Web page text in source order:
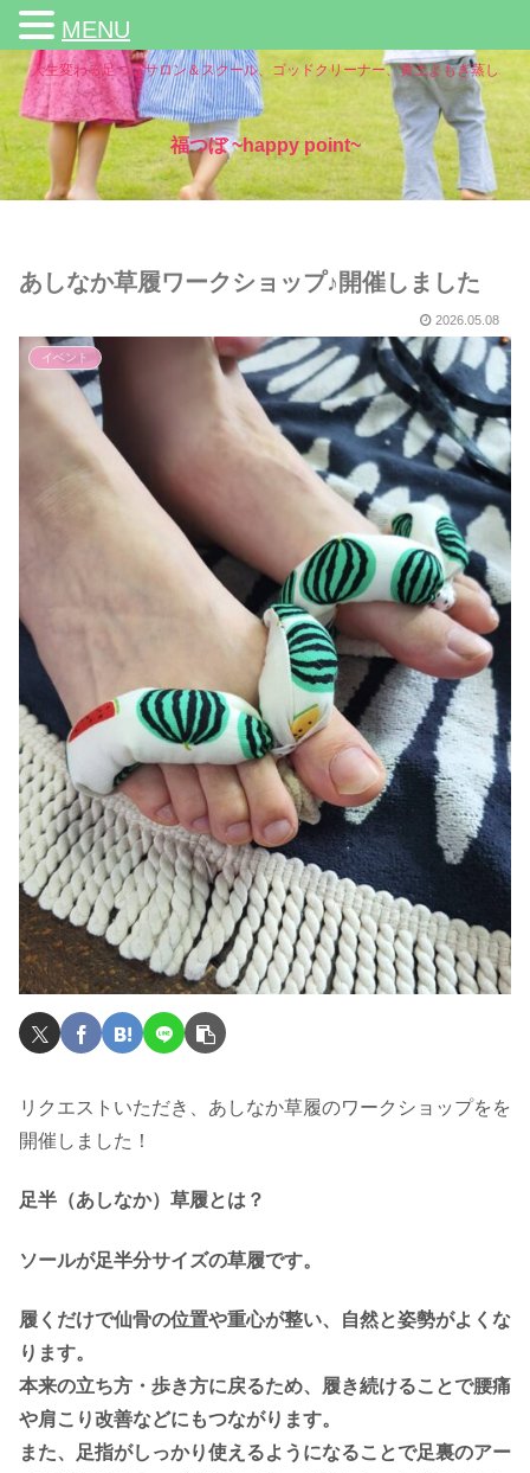
人生変わる足つぼサロン＆スクール、ゴッドクリーナー、黄土よもぎ蒸し
福つぼ ~happy point~
あしなか草履ワークショップ♪開催しました
2026.05.08
イベント
リクエストいただき、あしなか草履のワークショップをを
開催しました！
足半（あしなか）草履とは？
ソールが足半分サイズの草履です。
履くだけで仙骨の位置や重心が整い、自然と姿勢がよくな
ります。
本来の立ち方・歩き方に戻るため、履き続けることで腰痛
や肩こり改善などにもつながります。
また、足指がしっかり使えるようになることで足裏のアー
MENU